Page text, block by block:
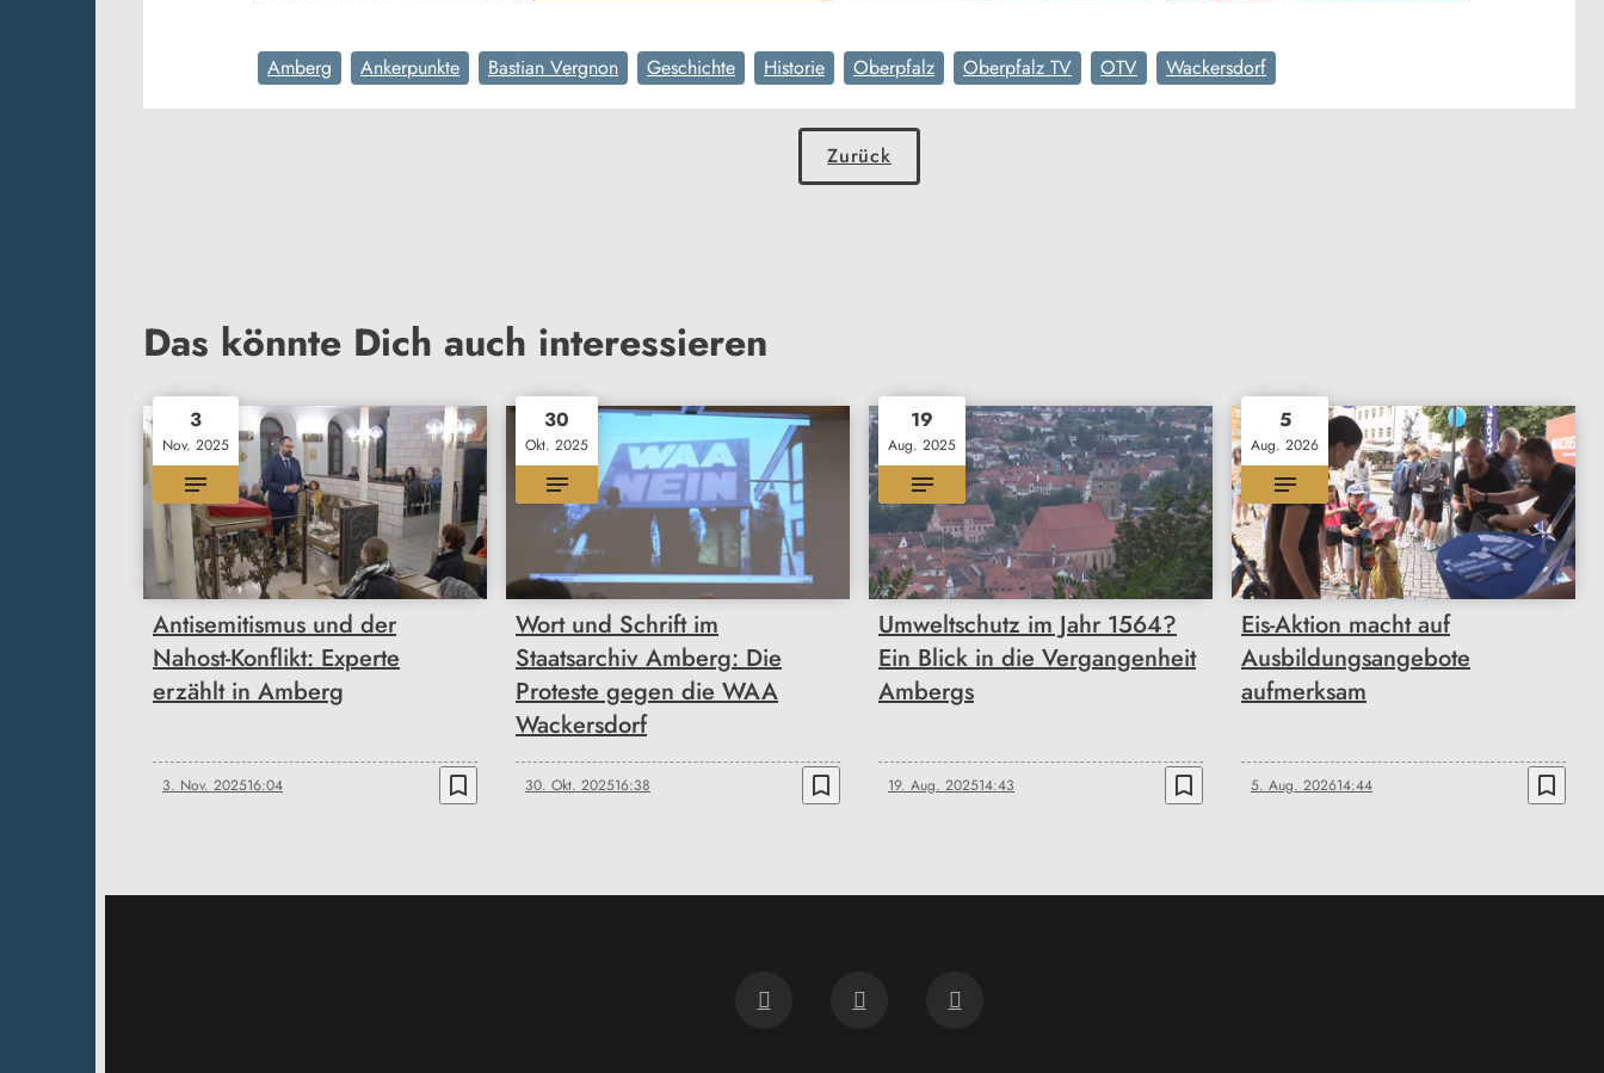
Amberg Ankerpunkte Bastian Vergnon Geschichte Historie Oberpfalz Oberpfalz TV OTV Wackersdorf
Zurück
Das könnte Dich auch interessieren
3
Nov. 2025
Antisemitismus und der
Nahost-Konflikt: Experte
erzählt in Amberg
3. Nov. 202516:04 bookmark_border
30
Okt. 2025
Wort und Schrift im
Staatsarchiv Amberg: Die
Proteste gegen die WAA
Wackersdorf
30. Okt. 202516:38 bookmark_border
19
Aug. 2025
Umweltschutz im Jahr 1564?
Ein Blick in die Vergangenheit
Ambergs
19. Aug. 202514:43 bookmark_border
5
Aug. 2026
Eis-Aktion macht auf
Ausbildungsangebote
aufmerksam
5. Aug. 202614:44 bookmark_border